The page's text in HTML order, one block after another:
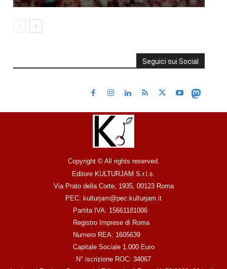
Seguici sui Social
Copyright © All rights reserved.
Editore KULTURJAM S.r.l.s.
Via Prato della Corte, 1935, 00123 Roma
PEC: kulturjam@pec.kulturjam.it
Partita IVA: 15661181006
Registro Imprese di Roma
Numero REA: 1605639
Capitale Sociale 1.000 Euro
N° iscrizione ROC: 34067